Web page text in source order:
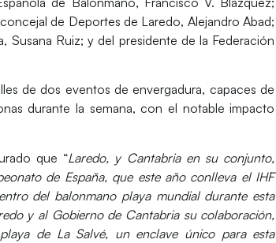
de Deportes de Laredo, Alejandro Abad;
Susana Ruiz; y del presidente de la Federación
de dos eventos de envergadura, capaces de
durante la semana, con el notable impacto
que “Laredo, y Cantabria en su conjunto,
de España, que este año conlleva el IHF
del balonmano playa mundial durante esta
y al Gobierno de Cantabria su colaboración,
de La Salvé, un enclave único para esta